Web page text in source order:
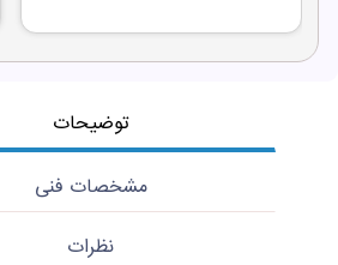
توضیحات
مشخصات فنی
نظرات